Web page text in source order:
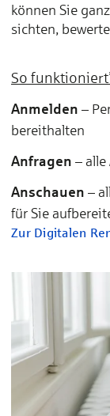
können Sie
sichten,
So
Anmelden –
bereithalten
Anfragen –
Anschauen –
für Sie
Zur Digitalen